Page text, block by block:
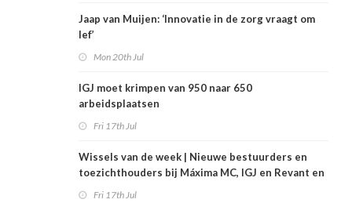
Jaap van Muijen: ‘Innovatie in de zorg vraagt om
lef’
Mon 20th Jul
IGJ moet krimpen van 950 naar 650
arbeidsplaatsen
Fri 17th Jul
Wissels van de week | Nieuwe bestuurders en
toezichthouders bij Máxima MC, IGJ en Revant en
Fri 17th Jul